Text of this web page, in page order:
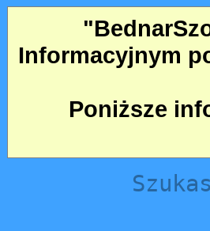
Informacyjnym
Poniższe